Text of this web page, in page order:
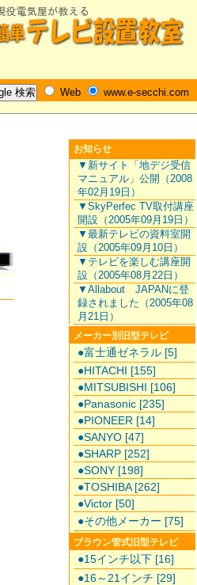
Web www.e-secchi.com
お知らせ
▼新サイト「地デジ受信
マニュアル」公開（2008
年02月19日）
▼SkyPerfec TV取付講座
開設（2005年09月19日）
▼最新テレビの資料室開
設（2005年09月10日）
▼テレビを楽しむ講座開
設（2005年08月22日）
▼Allabout JAPANに登
録されました（2005年08
月21日）
メーカー別旧型テレビ
●富士通ゼネラル [5]
●HITACHI [155]
●MITSUBISHI [106]
●Panasonic [235]
●PIONEER [14]
●SANYO [47]
●SHARP [252]
●SONY [198]
●TOSHIBA [262]
●Victor [50]
●その他メーカー [75]
ブラウン管式旧型テレビ
●15インチ以下 [16]
●16～21インチ [29]